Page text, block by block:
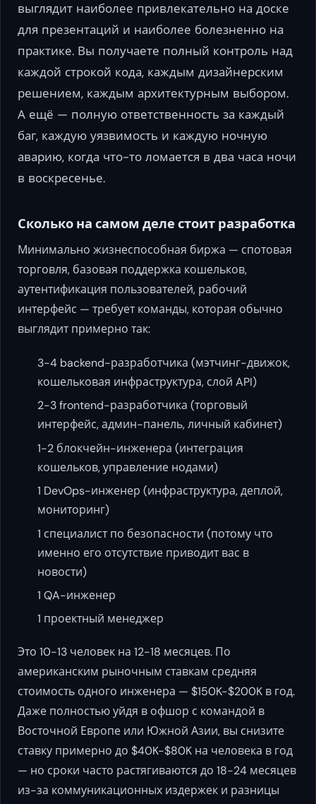
выглядит наиболее привлекательно на доске
для презентаций и наиболее болезненно на
практике. Вы получаете полный контроль над
каждой строкой кода, каждым дизайнерским
решением, каждым архитектурным выбором.
А ещё — полную ответственность за каждый
баг, каждую уязвимость и каждую ночную
аварию, когда что-то ломается в два часа ночи
в воскресенье.
Сколько на самом деле стоит разработка
Минимально жизнеспособная биржа — спотовая
торговля, базовая поддержка кошельков,
аутентификация пользователей, рабочий
интерфейс — требует команды, которая обычно
выглядит примерно так:
3-4 backend-разработчика (мэтчинг-движок,
кошельковая инфраструктура, слой API)
2-3 frontend-разработчика (торговый
интерфейс, админ-панель, личный кабинет)
1-2 блокчейн-инженера (интеграция
кошельков, управление нодами)
1 DevOps-инженер (инфраструктура, деплой,
мониторинг)
1 специалист по безопасности (потому что
именно его отсутствие приводит вас в
новости)
1 QA-инженер
1 проектный менеджер
Это 10-13 человек на 12-18 месяцев. По
американским рыночным ставкам средняя
стоимость одного инженера — $150K-$200K в год.
Даже полностью уйдя в офшор с командой в
Восточной Европе или Южной Азии, вы снизите
ставку примерно до $40K-$80K на человека в год
— но сроки часто растягиваются до 18-24 месяцев
из-за коммуникационных издержек и разницы